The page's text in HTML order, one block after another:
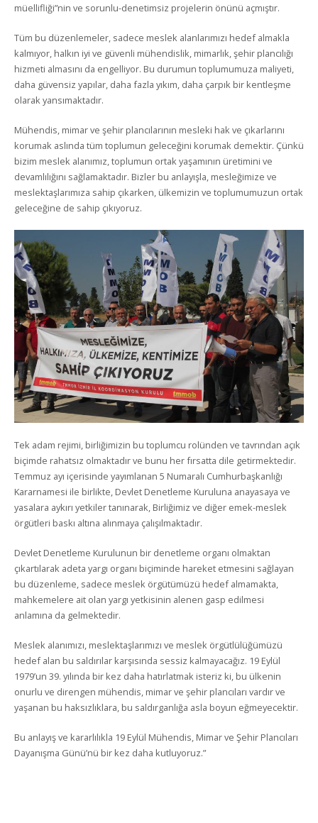
müellifliği”nin ve sorunlu-denetimsiz projelerin önünü açmıştır.
Tüm bu düzenlemeler, sadece meslek alanlarımızı hedef almakla
kalmıyor, halkın iyi ve güvenli mühendislik, mimarlık, şehir plancılığı
hizmeti almasını da engelliyor. Bu durumun toplumumuza maliyeti,
daha güvensiz yapılar, daha fazla yıkım, daha çarpık bir kentleşme
olarak yansımaktadır.
Mühendis, mimar ve şehir plancılarının mesleki hak ve çıkarlarını
korumak aslında tüm toplumun geleceğini korumak demektir. Çünkü
bizim meslek alanımız, toplumun ortak yaşamının üretimini ve
devamlılığını sağlamaktadır. Bizler bu anlayışla, mesleğimize ve
meslektaşlarımıza sahip çıkarken, ülkemizin ve toplumumuzun ortak
geleceğine de sahip çıkıyoruz.
Tek adam rejimi, birliğimizin bu toplumcu rolünden ve tavrından açık
biçimde rahatsız olmaktadır ve bunu her fırsatta dile getirmektedir.
Temmuz ayı içerisinde yayımlanan 5 Numaralı Cumhurbaşkanlığı
Kararnamesi ile birlikte, Devlet Denetleme Kuruluna anayasaya ve
yasalara aykırı yetkiler tanınarak, Birliğimiz ve diğer emek-meslek
örgütleri baskı altına alınmaya çalışılmaktadır.
Devlet Denetleme Kurulunun bir denetleme organı olmaktan
çıkartılarak adeta yargı organı biçiminde hareket etmesini sağlayan
bu düzenleme, sadece meslek örgütümüzü hedef almamakta,
mahkemelere ait olan yargı yetkisinin alenen gasp edilmesi
anlamına da gelmektedir.
Meslek alanımızı, meslektaşlarımızı ve meslek örgütlülüğümüzü
hedef alan bu saldırılar karşısında sessiz kalmayacağız. 19 Eylül
1979’un 39. yılında bir kez daha hatırlatmak isteriz ki, bu ülkenin
onurlu ve direngen mühendis, mimar ve şehir plancıları vardır ve
yaşanan bu haksızlıklara, bu saldırganlığa asla boyun eğmeyecektir.
Bu anlayış ve kararlılıkla 19 Eylül Mühendis, Mimar ve Şehir Plancıları
Dayanışma Günü’nü bir kez daha kutluyoruz.”